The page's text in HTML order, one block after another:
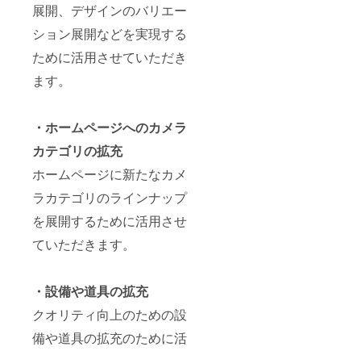
展開、デザインのバリエー
ション展開などを実現する
ために活用させていただき
ます。
・ホームページへのカメラ
カテゴリの拡充
ホームページに新たなカメ
ラカテゴリのラインナップ
を展開するために活用させ
ていただきます。
・設備や道具の拡充
クオリティ向上のための設
備や道具の拡充のために活